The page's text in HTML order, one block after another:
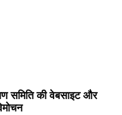
समिति की वेबसाइट और